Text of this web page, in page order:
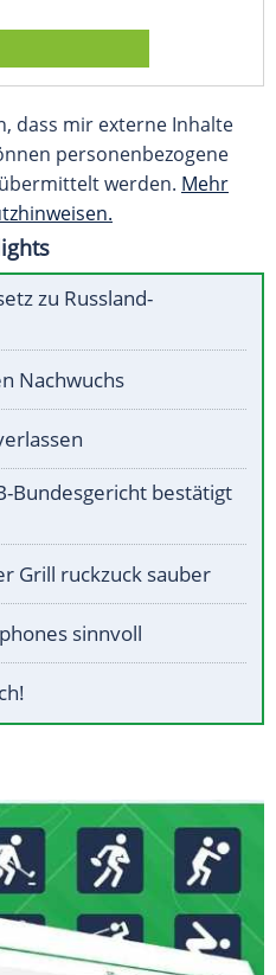
dass mir externe Inhalte
personenbezogene
werden. Mehr
zu Russland-
Nachwuchs
Bundesgericht bestätigt
Grill ruckzuck sauber
sinnvoll